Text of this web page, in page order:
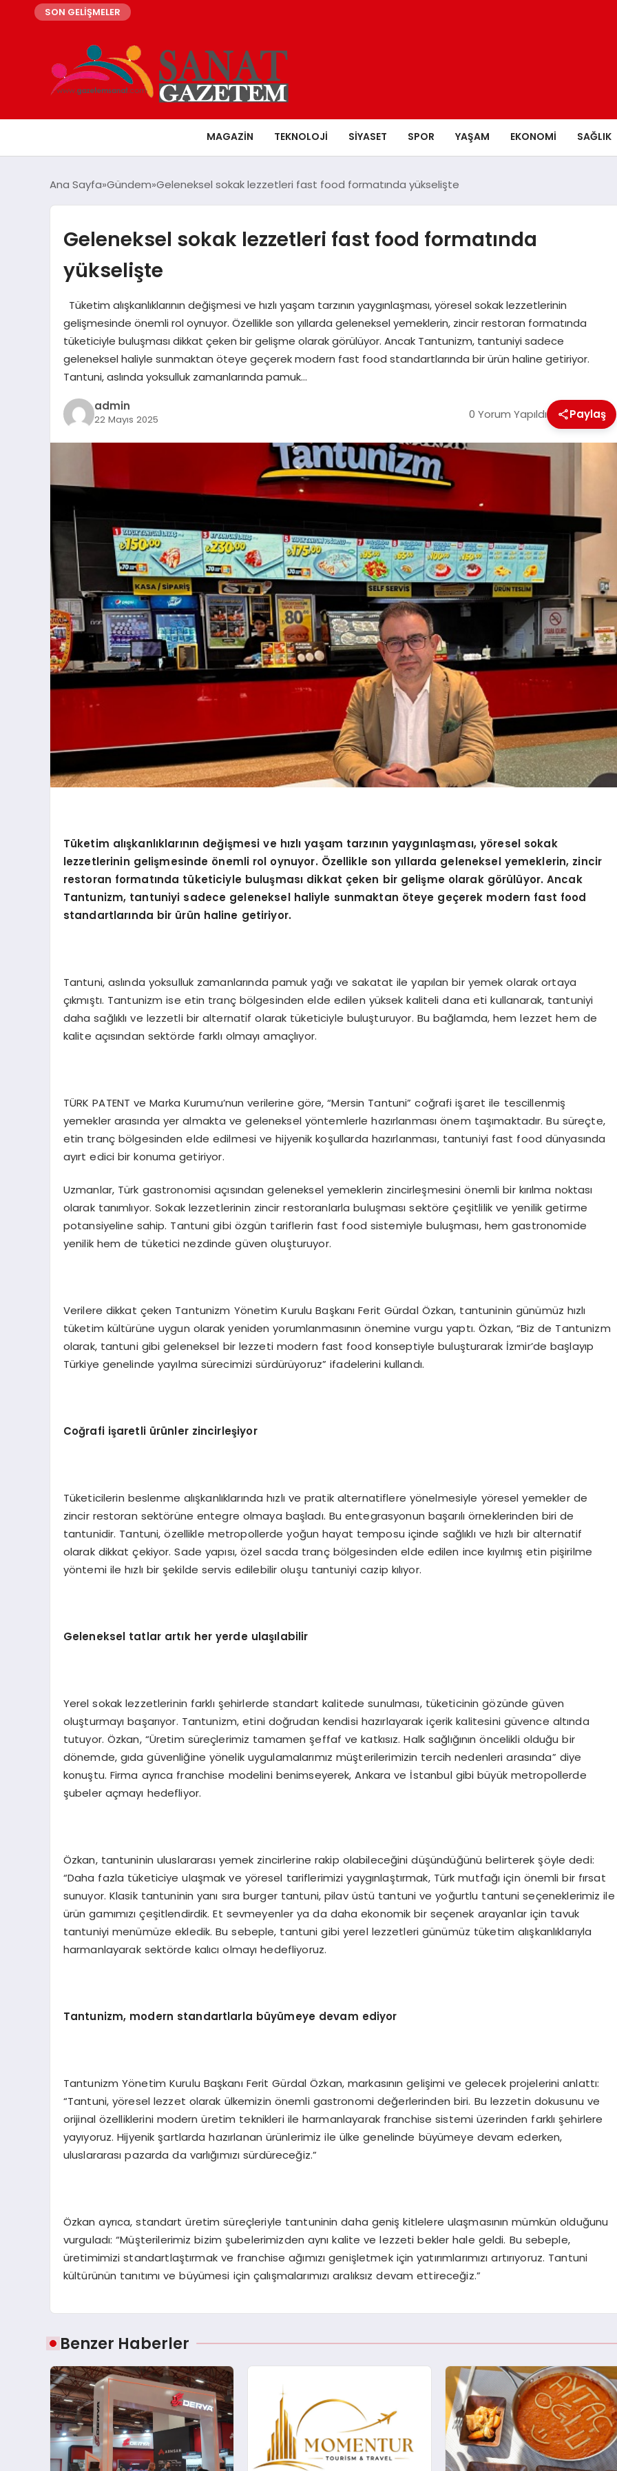
SON GELİŞMELER
MAGAZIN TEKNOLOJI SIYASET SPOR YAŞAM EKONOMI SAĞLIK
Ana Sayfa Gündem Geleneksel sokak lezzetleri fast food formatında yükselişte
Geleneksel sokak lezzetleri fast food formatında
yükselişte
Tüketim alışkanlıklarının değişmesi ve hızlı yaşam tarzının yaygınlaşması, yöresel sokak lezzetlerinin
gelişmesinde önemli rol oynuyor. Özellikle son yıllarda geleneksel yemeklerin, zincir restoran formatında
tüketiciyle buluşması dikkat çeken bir gelişme olarak görülüyor. Ancak Tantunizm, tantuniyi sadece
geleneksel haliyle sunmaktan öteye geçerek modern fast food standartlarında bir ürün haline getiriyor.
Tantuni, aslında yoksulluk zamanlarında pamuk…
admin
22 Mayıs 2025 0 Yorum Yapıldı Paylaş
Tüketim alışkanlıklarının değişmesi ve hızlı yaşam tarzının yaygınlaşması, yöresel sokak
lezzetlerinin gelişmesinde önemli rol oynuyor. Özellikle son yıllarda geleneksel yemeklerin, zincir
restoran formatında tüketiciyle buluşması dikkat çeken bir gelişme olarak görülüyor. Ancak
Tantunizm, tantuniyi sadece geleneksel haliyle sunmaktan öteye geçerek modern fast food
standartlarında bir ürün haline getiriyor.
Tantuni, aslında yoksulluk zamanlarında pamuk yağı ve sakatat ile yapılan bir yemek olarak ortaya
çıkmıştı. Tantunizm ise etin tranç bölgesinden elde edilen yüksek kaliteli dana eti kullanarak, tantuniyi
daha sağlıklı ve lezzetli bir alternatif olarak tüketiciyle buluşturuyor. Bu bağlamda, hem lezzet hem de
kalite açısından sektörde farklı olmayı amaçlıyor.
TÜRK PATENT ve Marka Kurumu’nun verilerine göre, “Mersin Tantuni” coğrafi işaret ile tescillenmiş
yemekler arasında yer almakta ve geleneksel yöntemlerle hazırlanması önem taşımaktadır. Bu süreçte,
etin tranç bölgesinden elde edilmesi ve hijyenik koşullarda hazırlanması, tantuniyi fast food dünyasında
ayırt edici bir konuma getiriyor.
Uzmanlar, Türk gastronomisi açısından geleneksel yemeklerin zincirleşmesini önemli bir kırılma noktası
olarak tanımlıyor. Sokak lezzetlerinin zincir restoranlarla buluşması sektöre çeşitlilik ve yenilik getirme
potansiyeline sahip. Tantuni gibi özgün tariflerin fast food sistemiyle buluşması, hem gastronomide
yenilik hem de tüketici nezdinde güven oluşturuyor.
Verilere dikkat çeken Tantunizm Yönetim Kurulu Başkanı Ferit Gürdal Özkan, tantuninin günümüz hızlı
tüketim kültürüne uygun olarak yeniden yorumlanmasının önemine vurgu yaptı. Özkan, “Biz de Tantunizm
olarak, tantuni gibi geleneksel bir lezzeti modern fast food konseptiyle buluşturarak İzmir’de başlayıp
Türkiye genelinde yayılma sürecimizi sürdürüyoruz” ifadelerini kullandı.
Coğrafi işaretli ürünler zincirleşiyor
Tüketicilerin beslenme alışkanlıklarında hızlı ve pratik alternatiflere yönelmesiyle yöresel yemekler de
zincir restoran sektörüne entegre olmaya başladı. Bu entegrasyonun başarılı örneklerinden biri de
tantunidir. Tantuni, özellikle metropollerde yoğun hayat temposu içinde sağlıklı ve hızlı bir alternatif
olarak dikkat çekiyor. Sade yapısı, özel sacda tranç bölgesinden elde edilen ince kıyılmış etin pişirilme
yöntemi ile hızlı bir şekilde servis edilebilir oluşu tantuniyi cazip kılıyor.
Geleneksel tatlar artık her yerde ulaşılabilir
Yerel sokak lezzetlerinin farklı şehirlerde standart kalitede sunulması, tüketicinin gözünde güven
oluşturmayı başarıyor. Tantunizm, etini doğrudan kendisi hazırlayarak içerik kalitesini güvence altında
tutuyor. Özkan, “Üretim süreçlerimiz tamamen şeffaf ve katkısız. Halk sağlığının öncelikli olduğu bir
dönemde, gıda güvenliğine yönelik uygulamalarımız müşterilerimizin tercih nedenleri arasında” diye
konuştu. Firma ayrıca franchise modelini benimseyerek, Ankara ve İstanbul gibi büyük metropollerde
şubeler açmayı hedefliyor.
Özkan, tantuninin uluslararası yemek zincirlerine rakip olabileceğini düşündüğünü belirterek şöyle dedi:
“Daha fazla tüketiciye ulaşmak ve yöresel tariflerimizi yaygınlaştırmak, Türk mutfağı için önemli bir fırsat
sunuyor. Klasik tantuninin yanı sıra burger tantuni, pilav üstü tantuni ve yoğurtlu tantuni seçeneklerimiz ile
ürün gamımızı çeşitlendirdik. Et sevmeyenler ya da daha ekonomik bir seçenek arayanlar için tavuk
tantuniyi menümüze ekledik. Bu sebeple, tantuni gibi yerel lezzetleri günümüz tüketim alışkanlıklarıyla
harmanlayarak sektörde kalıcı olmayı hedefliyoruz.
Tantunizm, modern standartlarla büyümeye devam ediyor
Tantunizm Yönetim Kurulu Başkanı Ferit Gürdal Özkan, markasının gelişimi ve gelecek projelerini anlattı:
“Tantuni, yöresel lezzet olarak ülkemizin önemli gastronomi değerlerinden biri. Bu lezzetin dokusunu ve
orijinal özelliklerini modern üretim teknikleri ile harmanlayarak franchise sistemi üzerinden farklı şehirlere
yayıyoruz. Hijyenik şartlarda hazırlanan ürünlerimiz ile ülke genelinde büyümeye devam ederken,
uluslararası pazarda da varlığımızı sürdüreceğiz.”
Özkan ayrıca, standart üretim süreçleriyle tantuninin daha geniş kitlelere ulaşmasının mümkün olduğunu
vurguladı: “Müşterilerimiz bizim şubelerimizden aynı kalite ve lezzeti bekler hale geldi. Bu sebeple,
üretimimizi standartlaştırmak ve franchise ağımızı genişletmek için yatırımlarımızı artırıyoruz. Tantuni
kültürünün tanıtımı ve büyümesi için çalışmalarımızı aralıksız devam ettireceğiz.”
Benzer Haberler